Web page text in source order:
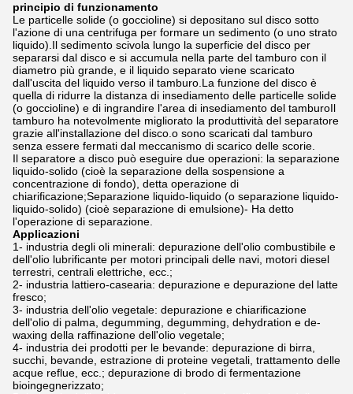
principio di funzionamento
Le particelle solide (o goccioline) si depositano sul disco sotto
l'azione di una centrifuga per formare un sedimento (o uno strato
liquido).Il sedimento scivola lungo la superficie del disco per
separarsi dal disco e si accumula nella parte del tamburo con il
diametro più grande, e il liquido separato viene scaricato
dall'uscita del liquido verso il tamburo.La funzione del disco è
quella di ridurre la distanza di insediamento delle particelle solide
(o goccioline) e di ingrandire l'area di insediamento del tamburoIl
tamburo ha notevolmente migliorato la produttività del separatore
grazie all'installazione del disco.o sono scaricati dal tamburo
senza essere fermati dal meccanismo di scarico delle scorie.
Il separatore a disco può eseguire due operazioni: la separazione
liquido-solido (cioè la separazione della sospensione a
concentrazione di fondo), detta operazione di
chiarificazione;Separazione liquido-liquido (o separazione liquido-
liquido-solido) (cioè separazione di emulsione)- Ha detto
l'operazione di separazione.
Applicazioni
1- industria degli oli minerali: depurazione dell'olio combustibile e
dell'olio lubrificante per motori principali delle navi, motori diesel
terrestri, centrali elettriche, ecc.;
2- industria lattiero-casearia: depurazione e depurazione del latte
fresco;
3- industria dell'olio vegetale: depurazione e chiarificazione
dell'olio di palma, degumming, degumming, dehydration e de-
waxing della raffinazione dell'olio vegetale;
4- industria dei prodotti per le bevande: depurazione di birra,
succhi, bevande, estrazione di proteine vegetali, trattamento delle
acque reflue, ecc.; depurazione di brodo di fermentazione
bioingegnerizzato;